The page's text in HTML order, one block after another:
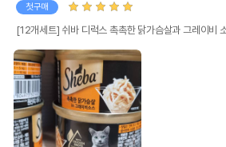
첫구매
[12개세트] 쉬바 디럭스 촉촉한 닭가슴살과 그레이비